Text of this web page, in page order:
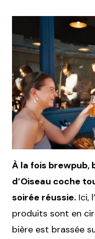
À la fois brewpub,
d’Oiseau coche
soirée réussie. Ici,
produits sont en
bière est brassée